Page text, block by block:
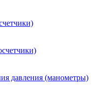
давления (манометры)